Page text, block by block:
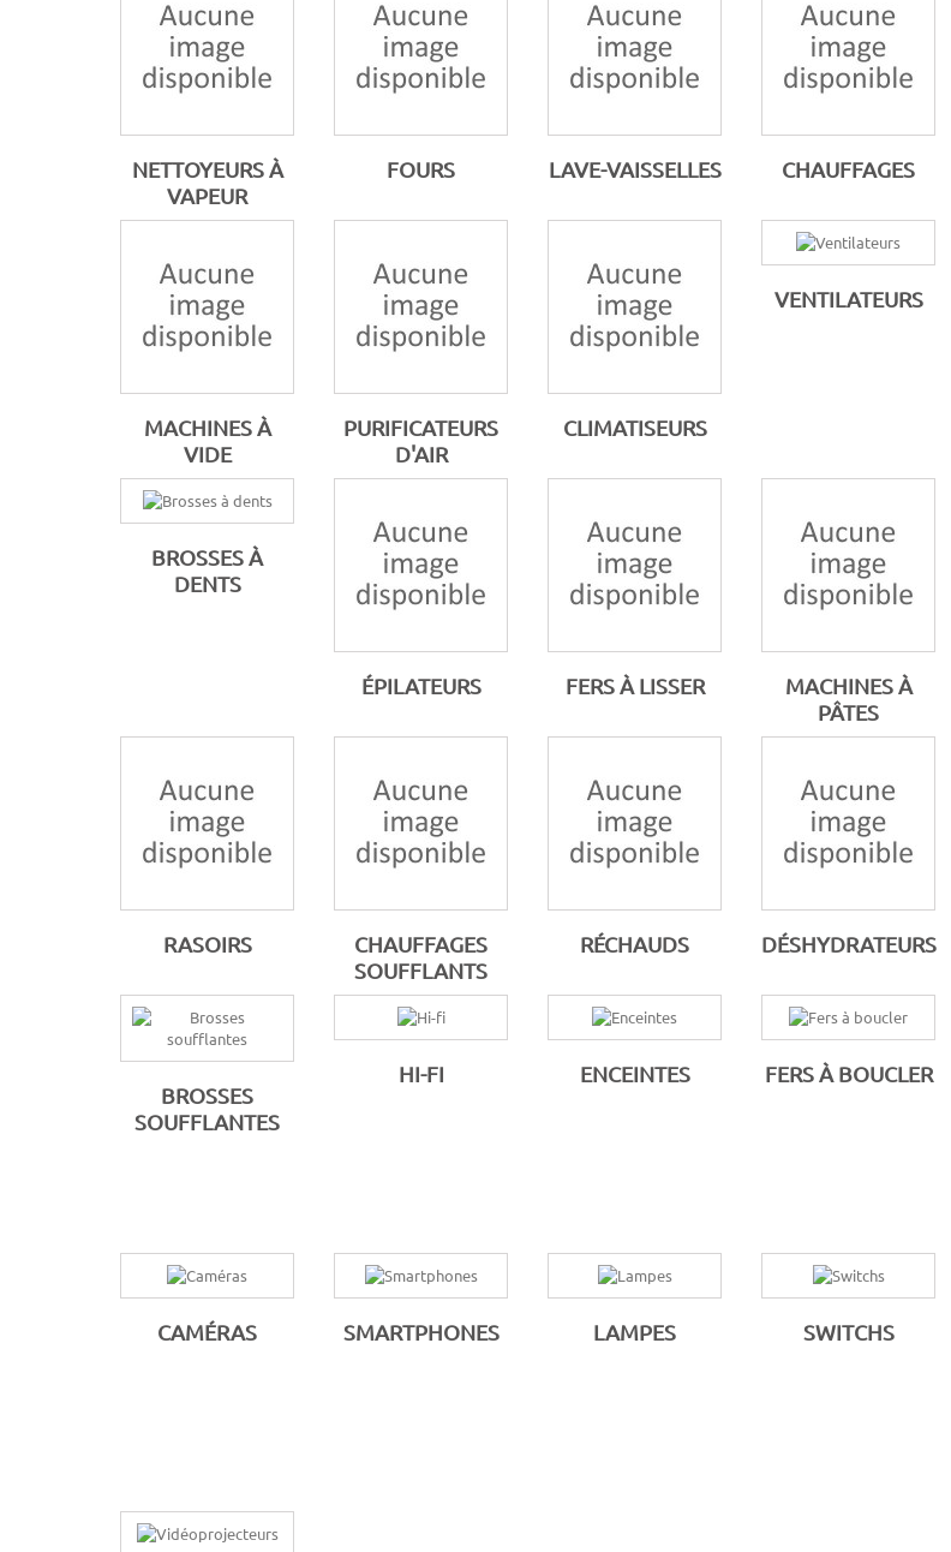
NETTOYEURS À
VAPEUR
FOURS LAVE-VAISSELLES CHAUFFAGES
MACHINES À
VIDE
PURIFICATEURS
D'AIR
CLIMATISEURS
VENTILATEURS
BROSSES À
DENTS
ÉPILATEURS FERS À LISSER
MACHINES À
PÂTES
RASOIRS
CHAUFFAGES
SOUFFLANTS
RÉCHAUDS DÉSHYDRATEURS
BROSSES
SOUFFLANTES
HI-FI ENCEINTES FERS À BOUCLER
CAMÉRAS SMARTPHONES LAMPES SWITCHS